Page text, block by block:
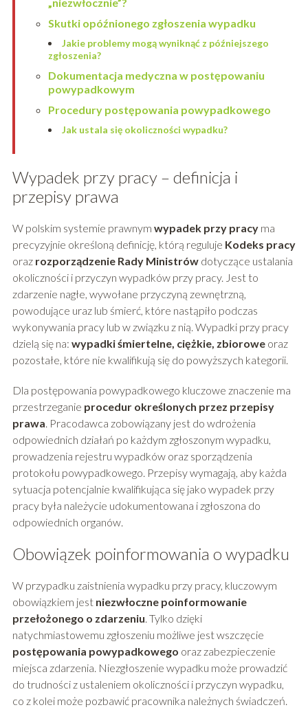
Skutki opóźnionego zgłoszenia wypadku
Jakie problemy mogą wyniknąć z późniejszego
zgłoszenia?
Dokumentacja medyczna w postępowaniu
powypadkowym
Procedury postępowania powypadkowego
Jak ustala się okoliczności wypadku?
Wypadek przy pracy – definicja i
przepisy prawa
W polskim systemie prawnym wypadek przy pracyma
precyzyjnie określoną definicję, którą reguluje Kodeks pracy
oraz rozporządzenie Rady Ministrówdotyczące ustalania
okoliczności i przyczyn wypadków przy pracy. Jest to
zdarzenie nagłe, wywołane przyczyną zewnętrzną,
powodujące uraz lub śmierć, które nastąpiło podczas
wykonywania pracy lub w związku z nią. Wypadki przy pracy
dzielą się na: wypadki śmiertelne, ciężkie, zbioroweoraz
pozostałe, które nie kwalifikują się do powyższych kategorii.
Dla postępowania powypadkowego kluczowe znaczenie ma
przestrzeganie procedur określonych przez przepisy
prawa. Pracodawca zobowiązany jest do wdrożenia
odpowiednich działań po każdym zgłoszonym wypadku,
prowadzenia rejestru wypadków oraz sporządzenia
protokołu powypadkowego. Przepisy wymagają, aby każda
sytuacja potencjalnie kwalifikująca się jako wypadek przy
pracy była należycie udokumentowana i zgłoszona do
odpowiednich organów.
Obowiązek poinformowania o wypadku
W przypadku zaistnienia wypadku przy pracy, kluczowym
obowiązkiem jest niezwłoczne poinformowanie
przełożonego o zdarzeniu. Tylko dzięki
natychmiastowemu zgłoszeniu możliwe jest wszczęcie
postępowania powypadkowego oraz zabezpieczenie
miejsca zdarzenia. Niezgłoszenie wypadku może prowadzić
do trudności z ustaleniem okoliczności i przyczyn wypadku,
co z kolei może pozbawić pracownika należnych świadczeń.